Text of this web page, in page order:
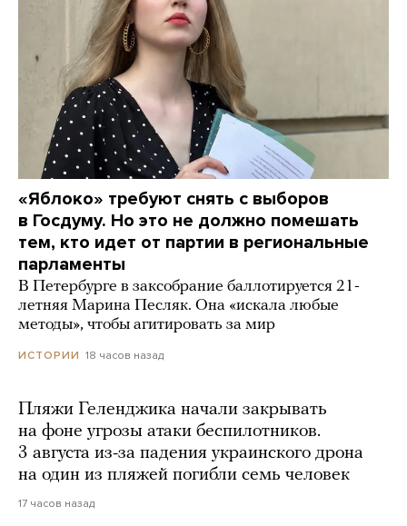
«Яблоко» требуют снять с выборов
в Госдуму. Но это не должно помешать
тем, кто идет от партии в региональные
парламенты
В Петербурге в заксобрание баллотируется 21-
летняя Марина Песляк. Она «искала любые
методы», чтобы агитировать за мир
ИСТОРИИ 18 часов назад
Пляжи Геленджика начали закрывать
на фоне угрозы атаки беспилотников.
3 августа из-за падения украинского дрона
на один из пляжей погибли семь человек
17 часов назад